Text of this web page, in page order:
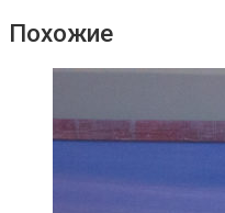
Похожие